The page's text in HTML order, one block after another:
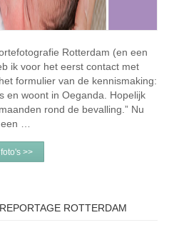
Rotterdam (en een
ik voor het eerst contact met
formulier van de kennismaking:
en woont in Oeganda. Hopelijk
rond de bevalling.” Nu
een …
>>
ROTTERDAM